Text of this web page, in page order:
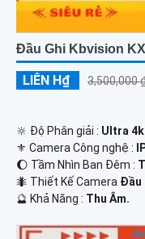
Đầu Ghi Kbvision
LIÊN H₫ 3,500,000
🔆 Độ Phân giải : Ultra 4k
⚜️ Camera Công nghệ :
🌔 Tầm Nhìn Ban Đêm :
🐜 Thiết Kế Camera Đầu
️🔮 Khả Năng : Thu Âm.